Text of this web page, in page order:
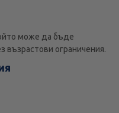
може да бъде
възрастови ограничения.